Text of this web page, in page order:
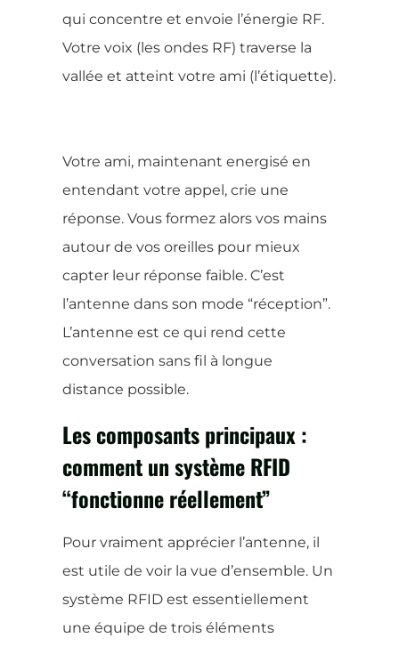
qui concentre et envoie l’énergie RF.
Votre voix (les ondes RF) traverse la
vallée et atteint votre ami (l’étiquette).
Votre ami, maintenant energisé en
entendant votre appel, crie une
réponse. Vous formez alors vos mains
autour de vos oreilles pour mieux
capter leur réponse faible. C’est
l’antenne dans son mode “réception”.
L’antenne est ce qui rend cette
conversation sans fil à longue
distance possible.
Les composants principaux :
comment un système RFID
“fonctionne réellement”
Pour vraiment apprécier l’antenne, il
est utile de voir la vue d’ensemble. Un
système RFID est essentiellement
une équipe de trois éléments